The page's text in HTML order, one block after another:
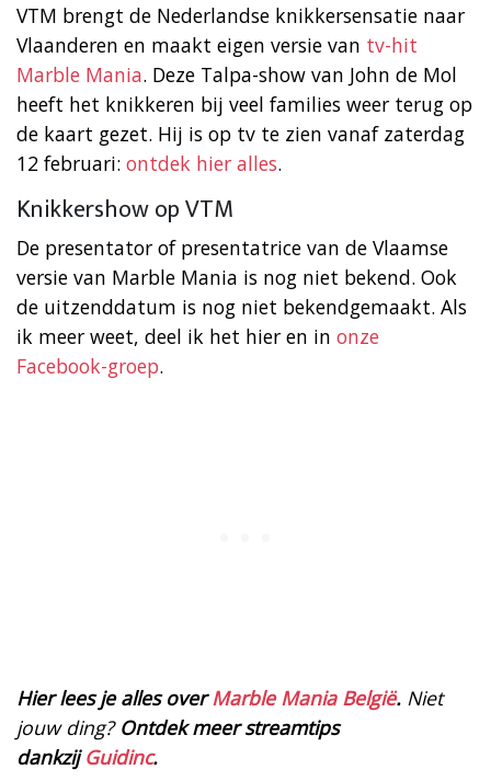
VTM brengt de Nederlandse knikkersensatie naar
Vlaanderen en maakt eigen versie van tv-hit
Marble Mania. Deze Talpa-show van John de Mol
heeft het knikkeren bij veel families weer terug op
de kaart gezet. Hij is op tv te zien vanaf zaterdag
12 februari: ontdek hier alles.
Knikkershow op VTM
De presentator of presentatrice van de Vlaamse
versie van Marble Mania is nog niet bekend. Ook
de uitzenddatum is nog niet bekendgemaakt. Als
ik meer weet, deel ik het hier en in onze
Facebook-groep.
Hier lees je alles overMarble Mania België. Niet
jouw ding? Ontdek meer streamtips
dankzijGuidinc.